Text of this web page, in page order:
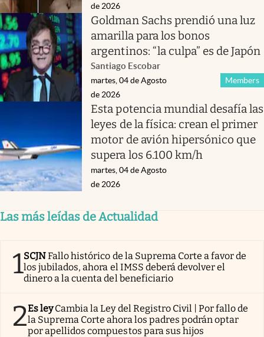
de 2026
Goldman Sachs prendió una luz
amarilla para los bonos
argentinos: “la culpa” es de Japón
Santiago Escobar
Members
martes, 04 de Agosto
de 2026
Esta potencia mundial desafía las
leyes de la física: crean el primer
motor de avión hipersónico que
supera los 6.100 km/h
martes, 04 de Agosto
de 2026
Las más leídas de Actualidad
1SCJNFallo histórico de la Suprema Corte a favor de
los jubilados, ahora el IMSS deberá devolver el
dinero a la cuenta del beneficiario
2Es ley Cambia la Ley del Registro Civil | Por fallo de
la Suprema Corte ahora los padres podrán optar
por apellidos compuestos para sus hijos